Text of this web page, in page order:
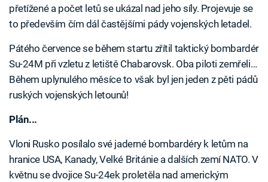
přetížené a počet letů se ukázal nad jeho síly. Projevuje se
to především čím dál častějšími pády vojenských letadel.
Pátého července se během startu zřítil taktický bombardér
Su-24M při vzletu z letiště Chabarovsk. Oba piloti zemřeli…
Během uplynulého měsíce to však byl jen jeden z pěti pádů
ruských vojenských letounů!
Plán...
Vloni Rusko posílalo své jaderné bombardéry k letům na
hranice USA, Kanady, Velké Británie a dalších zemí NATO. V
květnu se dvojice Su-24ek proletěla nad americkým